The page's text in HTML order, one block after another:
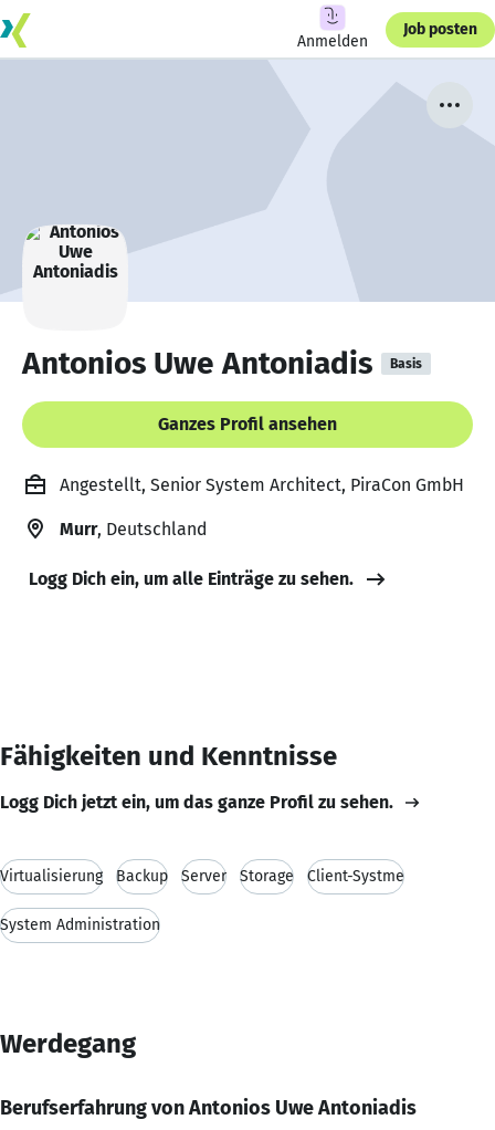
Anmelden
Job posten
Antonios Uwe Antoniadis Basis
Ganzes Profil ansehen
Angestellt, Senior System Architect, PiraCon GmbH
Murr, Deutschland
Logg Dich ein, um alle Einträge zu sehen.
Fähigkeiten und Kenntnisse
Logg Dich jetzt ein, um das ganze Profil zu sehen.
Virtualisierung Backup Server Storage Client-Systme
System Administration
Werdegang
Berufserfahrung von Antonios Uwe Antoniadis